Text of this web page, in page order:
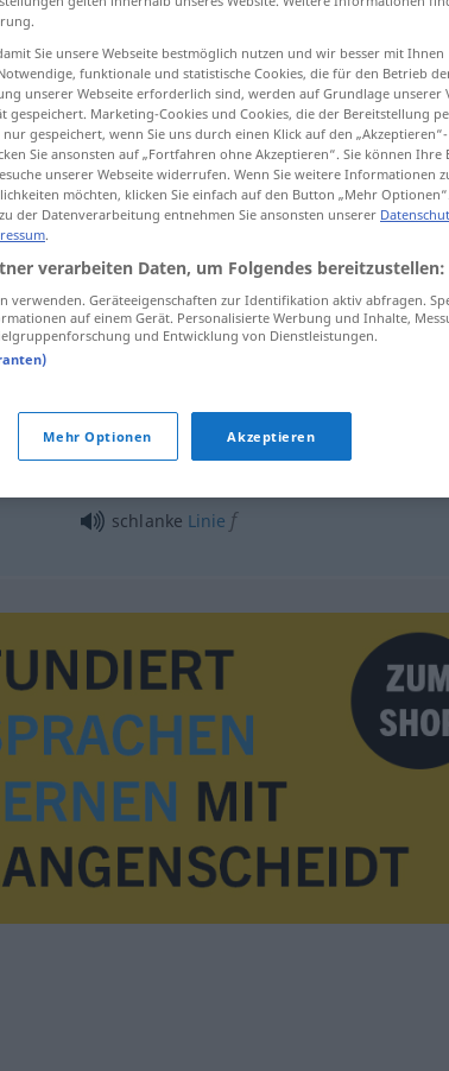
schlank
schlank Wuchs
schlank werden
schlanke Linie f
Sie unsere Webseite bestmöglich nutzen und wir besser mit Ihnen
funktionale und statistische Cookies, die für den Betrieb
unserer Webseite erforderlich sind, werden auf Grundlage unserer
gespeichert. Marketing-Cookies und Cookies, die der Bereitstellung
gespeichert, wenn Sie uns durch einen Klick auf den
Sie ansonsten auf „Fortfahren ohne Akzeptieren“. Sie können
unserer Webseite widerrufen. Wenn Sie weitere Informationen
möchten, klicken Sie einfach auf den Button „Mehr
der Datenverarbeitung entnehmen Sie ansonsten unserer
.
verarbeiten Daten, um Folgendes bereitzustellen:
verwenden. Geräteeigenschaften zur Identifikation aktiv abfragen.
auf einem Gerät. Personalisierte Werbung und Inhalte,
und Entwicklung von Dienstleistungen.
Mehr Optionen Akzeptieren